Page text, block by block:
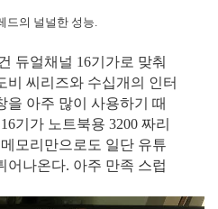
드의 널널한 성능.
듀얼채널 16기가로 맞춰
비 씨리즈와 수십개의 인터
을 아주 많이 사용하기 때
기가 노트북용 3200 짜리
모리만으로도 일단 유튜
어나온다. 아주 만족 스럽